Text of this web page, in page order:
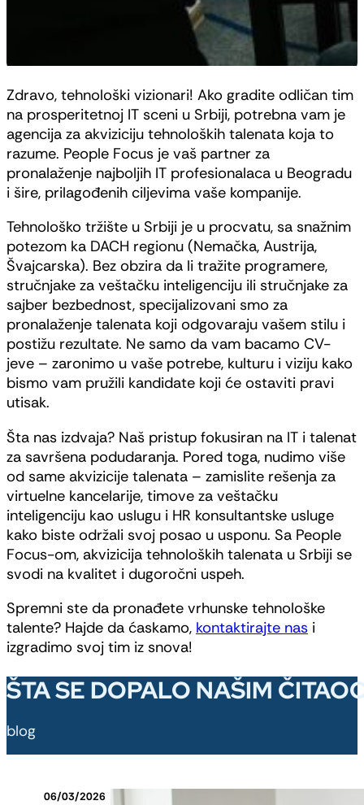
Zdravo, tehnološki vizionari! Ako gradite odličan tim
na prosperitetnoj IT sceni u Srbiji, potrebna vam je
agencija za akviziciju tehnoloških talenata koja to
razume. People Focus je vaš partner za
pronalaženje najboljih IT profesionalaca u Beogradu
i šire, prilagođenih ciljevima vaše kompanije.
Tehnološko tržište u Srbiji je u procvatu, sa snažnim
potezom ka DACH regionu (Nemačka, Austrija,
Švajcarska). Bez obzira da li tražite programere,
stručnjake za veštačku inteligenciju ili stručnjake za
sajber bezbednost, specijalizovani smo za
pronalaženje talenata koji odgovaraju vašem stilu i
postižu rezultate. Ne samo da vam bacamo CV-
jeve – zaronimo u vaše potrebe, kulturu i viziju kako
bismo vam pružili kandidate koji će ostaviti pravi
utisak.
Šta nas izdvaja? Naš pristup fokusiran na IT i talenat
za savršena podudaranja. Pored toga, nudimo više
od same akvizicije talenata – zamislite rešenja za
virtuelne kancelarije, timove za veštačku
inteligenciju kao uslugu i HR konsultantske usluge
kako biste održali svoj posao u usponu. Sa People
Focus-om, akvizicija tehnoloških talenata u Srbiji se
svodi na kvalitet i dugoročni uspeh.
Spremni ste da pronađete vrhunske tehnološke
talente? Hajde da ćaskamo, kontaktirajte nas i
izgradimo svoj tim iz snova!
ŠTA SE DOPALO NAŠIM
blog
06/03/2026